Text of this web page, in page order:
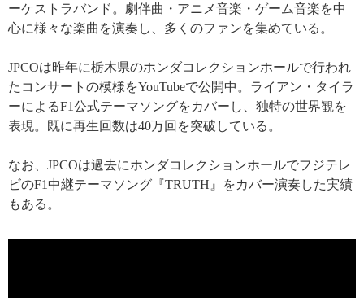
ーケストラバンド。劇伴曲・アニメ音楽・ゲーム音楽を中
心に様々な楽曲を演奏し、多くのファンを集めている。
JPCOは昨年に栃木県のホンダコレクションホールで行われ
たコンサートの模様をYouTubeで公開中。ライアン・タイラ
ーによるF1公式テーマソングをカバーし、独特の世界観を
表現。既に再生回数は40万回を突破している。
なお、JPCOは過去にホンダコレクションホールでフジテレ
ビのF1中継テーマソング『TRUTH』をカバー演奏した実績
もある。